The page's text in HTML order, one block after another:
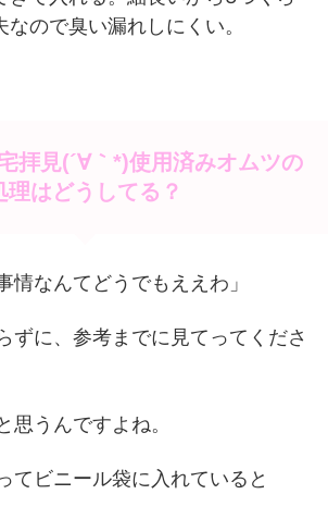
なので臭い漏れしにくい。
拝見(´∀｀*)使用済みオムツの
理はどうしてる？
情なんてどうでもええわ」
ずに、参考までに見てってくださ
思うんですよね。
てビニール袋に入れていると